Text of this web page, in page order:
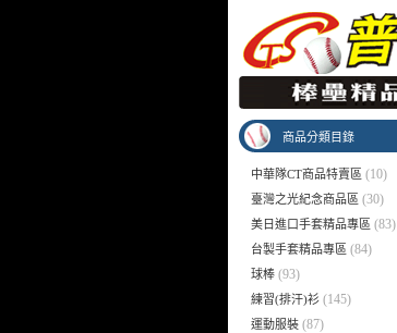
商品分類目錄
中華隊CT商品特賣區 (10)
臺灣之光紀念商品區 (30)
美日進口手套精品專區 (83)
台製手套精品專區 (84)
球棒 (93)
練習(排汗)衫 (145)
運動服裝 (87)